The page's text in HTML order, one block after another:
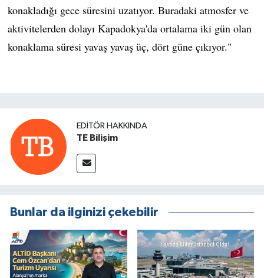
konakladığı gece süresini uzatıyor. Buradaki atmosfer ve
aktivitelerden dolayı Kapadokya'da ortalama iki gün olan
konaklama süresi yavaş yavaş üç, dört güne çıkıyor."
EDITÖR HAKKINDA
TE Bilişim
Bunlar da ilginizi çekebilir